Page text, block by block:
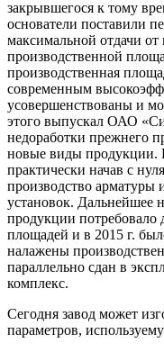
закрывшегося к тому
основатели поставили
максимальной отдачи от
производственной
производственная
современным
усовершенствованы и
этого выпускал ОАО
недоработки прежнего
новые виды продукции.
практически начав с
производство арматуры
установок. Дальнейшее
продукции потребовало
площадей и в 2015 г.
налажены
параллельно сдан в
комплекс.
Сегодня завод может
параметров,